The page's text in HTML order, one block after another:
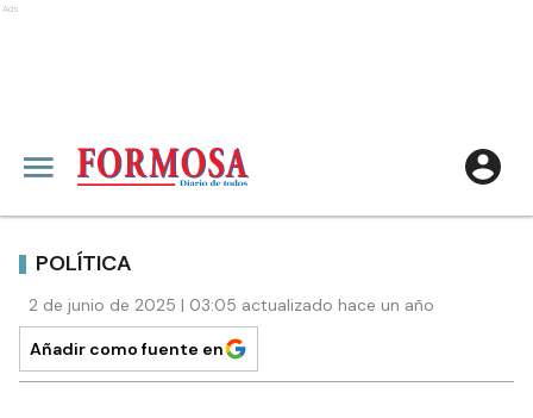
Ads
POLÍTICA
2 de junio de 2025 | 03:05 actualizado hace un año
Añadir como fuente en